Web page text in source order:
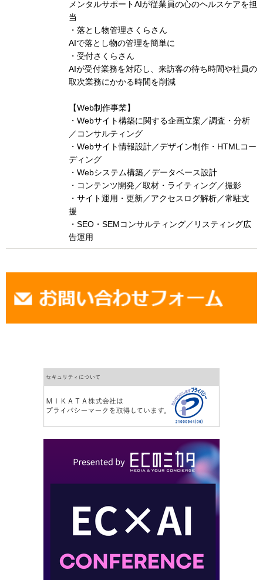
メンタルサポートAIが従業員の心のヘルスケアを担
当
・落とし物管理さくらさん
AIで落とし物の管理を簡単に
・受付さくらさん
AIが受付業務を対応し、来訪客の待ち時間や社員の
取次業務にかかる時間を削減
【Web制作事業】
・Webサイト構築に関する企画立案／調査・分析
／コンサルティング
・Webサイト情報設計／デザイン制作・HTMLコー
ディング
・Webシステム構築／データベース設計
・コンテンツ開発／取材・ライティング／撮影
・サイト運用・更新／アクセスログ解析／常駐支
援
・SEO・SEMコンサルティング／リスティング広
告運用